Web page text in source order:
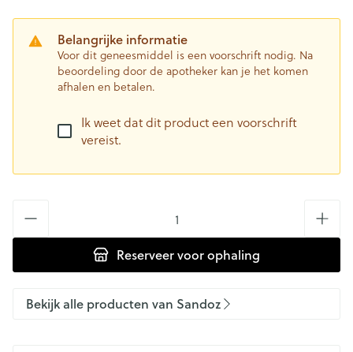
Belangrijke informatie
Voor dit geneesmiddel is een voorschrift nodig. Na
beoordeling door de apotheker kan je het komen
afhalen en betalen.
Ik weet dat dit product een voorschrift
vereist.
Reserveervoor ophaling
Bekijk alle producten van Sandoz